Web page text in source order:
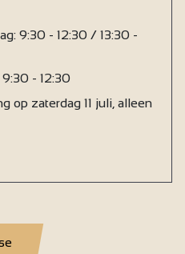
9:30 - 12:30 / 13:30 -
- 12:30
op zaterdag 11 juli, alleen